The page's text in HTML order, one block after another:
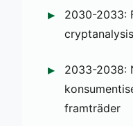
2030-2033:
2033-2038:
framträder